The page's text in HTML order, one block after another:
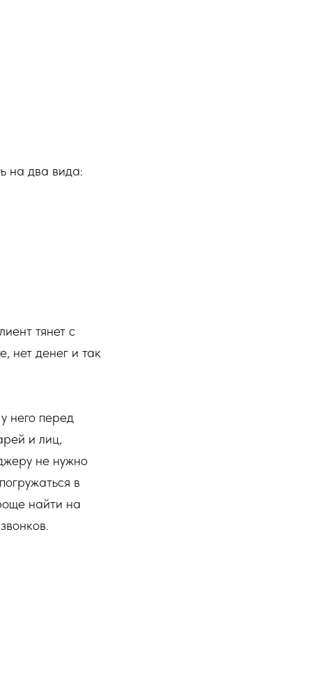
на два вида:
тянет с
нет денег и так
него перед
и лиц,
не нужно
в
найти на